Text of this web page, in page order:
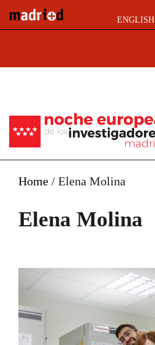
ENGLISH
Home / Elena Molina
Elena Molina